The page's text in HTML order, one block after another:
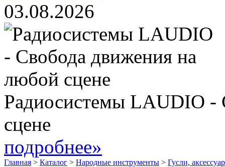
03.08.2026
Радиосистемы LAUDIO -
сцене
подробнее»
Главная > Каталог > Народные инструменты > Гусли,